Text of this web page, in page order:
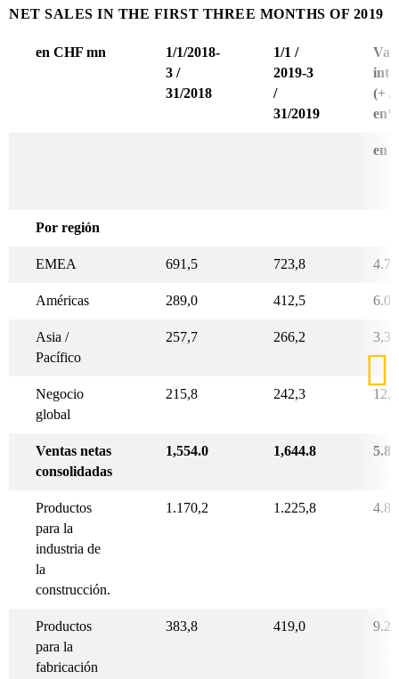
NET SALES IN THE FIRST THREE MONTHS OF 2019
en CHF mn
1/1/2018-
3 /
31/2018
1/1 /
2019-3
/
31/2019
(+ /
en
Por región
EMEA 691,5 723,8 4.7
Américas 289,0 412,5 6.0
Asia /
Pacífico
257,7 266,2 3,3
Negocio
global
215,8 242,3 12,3
Ventas netas
consolidadas
1,554.0 1,644.8 5.8
Productos
para la
industria de
la
construcción.
1.170,2 1.225,8 4.8
Productos
para la
fabricación
383,8 419,0 9.2